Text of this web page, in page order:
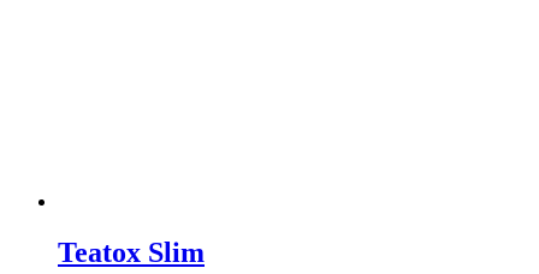
Teatox Slim